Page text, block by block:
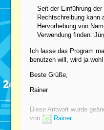
Seit der Einführung
Rechtschreibung kann
Hervorhebung von
Verwendung finden:
Ich lasse das Program
benutzen will, wird ja
Beste Grüße,
Rainer
Diese Antwort wurde
von
Rainer.